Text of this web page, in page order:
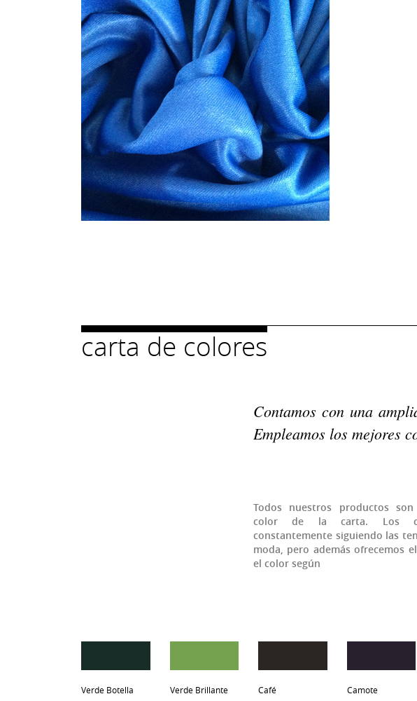
carta de colores
Contamos con una
Empleamos los mejores
Todos nuestros productos
color de la carta. Los
constantemente siguiendo las
moda, pero además ofrecemos
el color según
Verde Botella Verde Brillante Café Camote